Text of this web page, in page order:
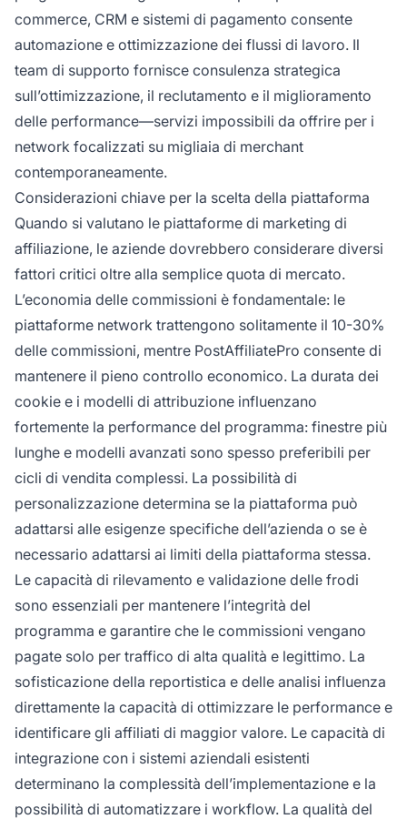
commerce, CRM e sistemi di pagamento consente
automazione e ottimizzazione dei flussi di lavoro. Il
team di supporto fornisce consulenza strategica
sull’ottimizzazione, il reclutamento e il miglioramento
delle performance—servizi impossibili da offrire per i
network focalizzati su migliaia di merchant
contemporaneamente.
Considerazioni chiave per la scelta della piattaforma
Quando si valutano le piattaforme di marketing di
affiliazione, le aziende dovrebbero considerare diversi
fattori critici oltre alla semplice quota di mercato.
L’economia delle commissioni è fondamentale: le
piattaforme network trattengono solitamente il 10-30%
delle commissioni, mentre PostAffiliatePro consente di
mantenere il pieno controllo economico. La durata dei
cookie e i modelli di attribuzione influenzano
fortemente la performance del programma: finestre più
lunghe e modelli avanzati sono spesso preferibili per
cicli di vendita complessi. La possibilità di
personalizzazione determina se la piattaforma può
adattarsi alle esigenze specifiche dell’azienda o se è
necessario adattarsi ai limiti della piattaforma stessa.
Le capacità di rilevamento e validazione delle frodi
sono essenziali per mantenere l’integrità del
programma e garantire che le commissioni vengano
pagate solo per traffico di alta qualità e legittimo. La
sofisticazione della reportistica e delle analisi influenza
direttamente la capacità di ottimizzare le performance e
identificare gli affiliati di maggior valore. Le capacità di
integrazione con i sistemi aziendali esistenti
determinano la complessità dell’implementazione e la
possibilità di automatizzare i workflow. La qualità del